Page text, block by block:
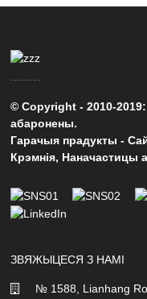
© Copyright - 2010-
абаронены.
Гарачыя прадукты -
Крэмнія, Наначастицы
ЗВЯЖЫЦЕСЯ З НАМІ
№ 1588, Lianhang